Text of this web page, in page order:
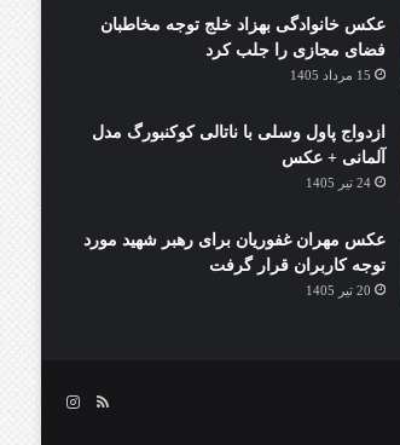
عکس خانوادگی بهزاد خلج توجه مخاطبان
فضای مجازی را جلب کرد
15 مرداد 1405
ازدواج پاول وسلی با ناتالی کوکنبورگ مدل
آلمانی + عکس
24 تیر 1405
عکس مهران غفوریان برای رهبر شهید مورد
توجه کاربران قرار گرفت
20 تیر 1405
خوراکاینستاگرام